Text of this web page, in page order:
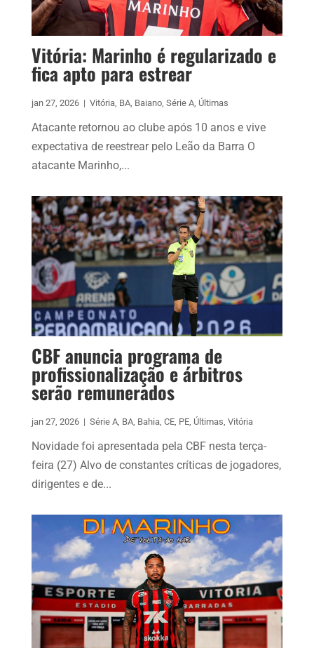
Vitória: Marinho é regularizado e
fica apto para estrear
jan 27, 2026 | Vitória, BA, Baiano, Série A, Últimas
Atacante retornou ao clube após 10 anos e vive
expectativa de reestrear pelo Leão da Barra O
atacante Marinho,...
CBF anuncia programa de
profissionalização e árbitros
serão remunerados
jan 27, 2026 | Série A, BA, Bahia, CE, PE, Últimas, Vitória
Novidade foi apresentada pela CBF nesta terça-
feira (27) Alvo de constantes críticas de jogadores,
dirigentes e de...